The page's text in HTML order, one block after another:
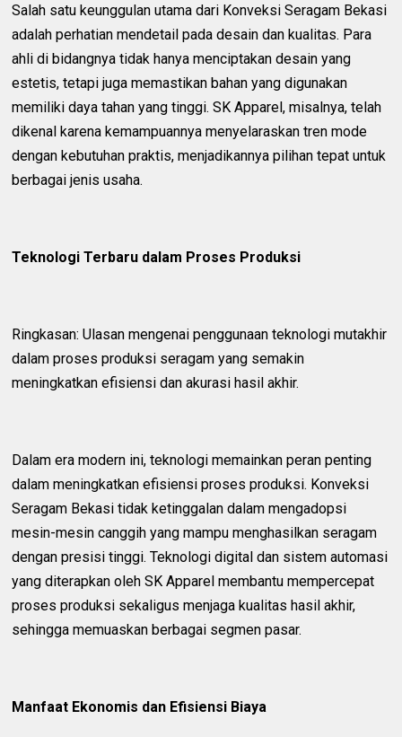
Salah satu keunggulan utama dari Konveksi Seragam Bekasi
adalah perhatian mendetail pada desain dan kualitas. Para
ahli di bidangnya tidak hanya menciptakan desain yang
estetis, tetapi juga memastikan bahan yang digunakan
memiliki daya tahan yang tinggi. SK Apparel, misalnya, telah
dikenal karena kemampuannya menyelaraskan tren mode
dengan kebutuhan praktis, menjadikannya pilihan tepat untuk
berbagai jenis usaha.
Teknologi Terbaru dalam Proses Produksi
Ringkasan: Ulasan mengenai penggunaan teknologi mutakhir
dalam proses produksi seragam yang semakin
meningkatkan efisiensi dan akurasi hasil akhir.
Dalam era modern ini, teknologi memainkan peran penting
dalam meningkatkan efisiensi proses produksi. Konveksi
Seragam Bekasi tidak ketinggalan dalam mengadopsi
mesin-mesin canggih yang mampu menghasilkan seragam
dengan presisi tinggi. Teknologi digital dan sistem automasi
yang diterapkan oleh SK Apparel membantu mempercepat
proses produksi sekaligus menjaga kualitas hasil akhir,
sehingga memuaskan berbagai segmen pasar.
Manfaat Ekonomis dan Efisiensi Biaya